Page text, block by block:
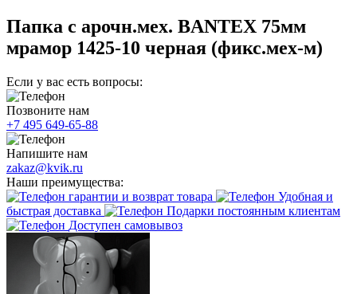
Папка с арочн.мех. BANTEX 75мм
мрамор 1425-10 черная (фикс.мех-м)
Если у вас есть вопросы:
Позвоните нам
+7 495 649-65-88
Напишите нам
zakaz@kvik.ru
Наши преимущества:
гарантии и возврат товара
Удобная и
быстрая доставка
Подарки постоянным клиентам
Доступен самовывоз